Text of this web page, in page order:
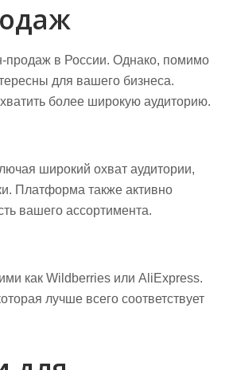
в России. Однако, помимо
для вашего бизнеса.
более широкую аудиторию.
широкий охват аудитории,
Платформа также активно
вашего ассортимента.
как Wildberries или AliExpress.
лучше всего соответствует